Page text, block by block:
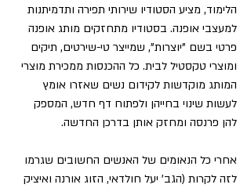
הלימוד, מציע הסטודיו שירותי תפירה ותדמיתנות
למעצבי אופנה. בסטודיו מתחזקים מותג אופנה
פרטי בשם "יוצרות", שמייצר טי-שירטים, תיקים
ומוצרי טקסטיל לבית. כל ההכנסות ממכירת מוצרי
המותג מוקדשות לקידום נשים שאזרו אומץ
לעשות שינוי בחייהן ולפתוח דף חדש, המספק
להן פרנסה ומחזק אותן בדרכן החדשה.
אחרי כל הנאומים של האנשים החשובים שגרמו
לזה לקרות (הגב' יעל חולדאי, הזוג אורנה ואיציק